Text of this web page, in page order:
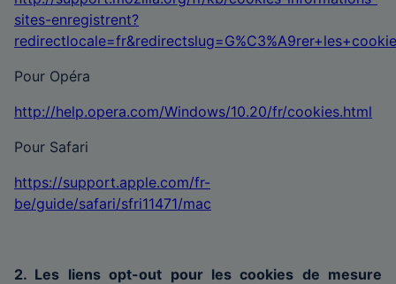
sites-enregistrent?
Pour Opéra
http://help.opera.com/Windows/10.20/fr/cookies.html
Pour Safari
https://support.apple.com/fr-
be/guide/safari/sfri11471/mac
2. Les liens opt-out pour les cookies de mesure